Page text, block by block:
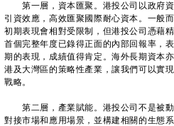
第一層，資本匯聚。港投公司以政府資
引資效應，高效匯聚國際耐心資本。一般
初期表現會相對受限制，但港投公司憑藉
首個完整年度已錄得正面的內部回報率，
期的表現，成績值得肯定。海外長期資本
港及大灣區的策略性產業，讓我們可以實
戰略。
第二層，產業賦能。港投公司不是被動
對接市場和應用場景，並構建相關的生態